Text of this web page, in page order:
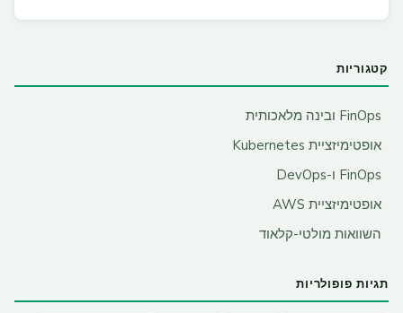
קטגוריות
FinOps ובינה מלאכותית
אופטימיזציית Kubernetes
FinOps ו-DevOps
אופטימיזציית AWS
השוואות מולטי-קלאוד
תגיות פופולריות